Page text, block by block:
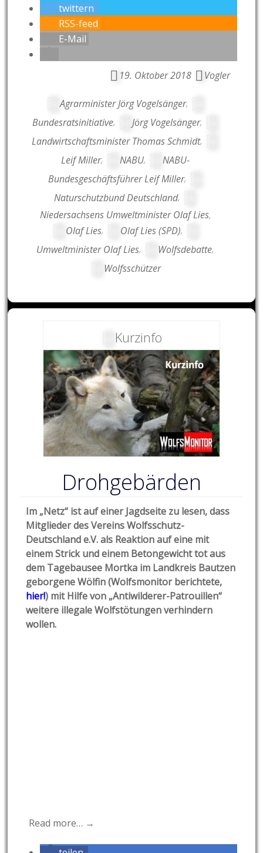
twittern
RSS-feed
E-Mail
19. Oktober 2018 Vogler
Agrarminister Jörg Vogelsänger,
Bundesratsinitiative, Jörg Vogelsänger,
Landwirtschaftsminister Thomas Schmidt,
Leif Miller, NABU,
NABU-
Bundesgeschäftsführer Leif Miller,
Naturschutzbund Deutschland,
Niedersachsens Umweltminister Olaf Lies,
Olaf Lies, Olaf Lies (SPD),
Umweltminister Olaf Lies, Wolfsdebatte,
Wolfsschützer
Kurzinfo
Drohgebärden
Im „Netz“ ist auf einer Jagdseite zu lesen, dass
Mitglieder des Vereins Wolfsschutz-
Deutschland e.V. als Reaktion auf eine mit
einem Strick und einem Betongewicht tot aus
dem Tagebausee Mortka im Landkreis Bautzen
geborgene Wölfin (Wolfsmonitor berichtete,
hier!) mit Hilfe von „Antiwilderer-Patrouillen“
weitere illegale Wolfstötungen verhindern
wollen.
Read more… →